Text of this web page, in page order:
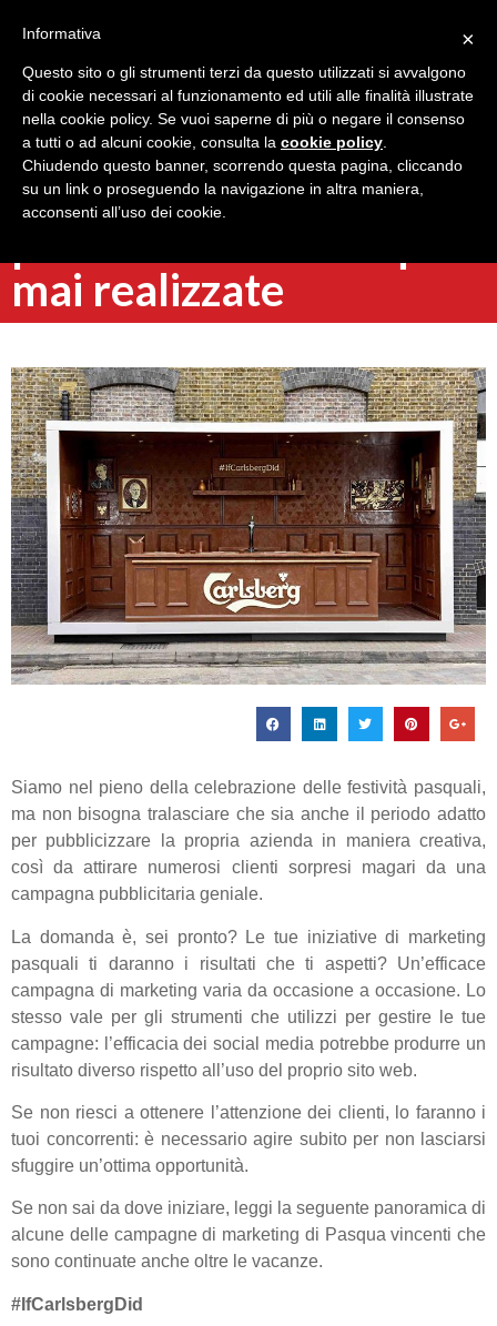
Torna indietro
Le migliori campagne
mai realizzate
Siamo nel pieno della celebrazione delle festività pasquali,
ma non bisogna tralasciare che sia anche il periodo adatto
per pubblicizzare la propria azienda in maniera creativa,
così da attirare numerosi clienti sorpresi magari da una
campagna pubblicitaria geniale.
La domanda è, sei pronto? Le tue iniziative di marketing
pasquali ti daranno i risultati che ti aspetti? Un’efficace
campagna di marketing varia da occasione a occasione. Lo
stesso vale per gli strumenti che utilizzi per gestire le tue
campagne: l’efficacia dei social media potrebbe produrre un
risultato diverso rispetto all’uso del proprio sito web.
Se non riesci a ottenere l’attenzione dei clienti, lo faranno i
tuoi concorrenti: è necessario agire subito per non lasciarsi
sfuggire un’ottima opportunità.
Se non sai da dove iniziare, leggi la seguente panoramica di
alcune delle campagne di marketing di Pasqua vincenti che
sono continuate anche oltre le vacanze.
#IfCarlsbergDid
×
Informativa
Questo sito o gli strumenti terzi da questo utilizzati si avvalgono
di cookie necessari al funzionamento ed utili alle finalità illustrate
nella cookie policy. Se vuoi saperne di più o negare il consenso
a tutti o ad alcuni cookie, consulta la cookie policy.
Chiudendo questo banner, scorrendo questa pagina, cliccando
su un link o proseguendo la navigazione in altra maniera,
acconsenti all’uso dei cookie.